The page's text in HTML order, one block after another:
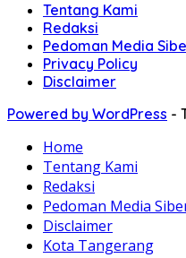
Tentang Kami
Redaksi
Pedoman Media
Privacy Policy
Disclaimer
Powered by WordPress -
Home
Tentang Kami
Redaksi
Pedoman Media
Disclaimer
Kota Tangerang